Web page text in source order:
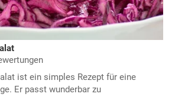
ist ein simples Rezept für eine
Er passt wunderbar zu